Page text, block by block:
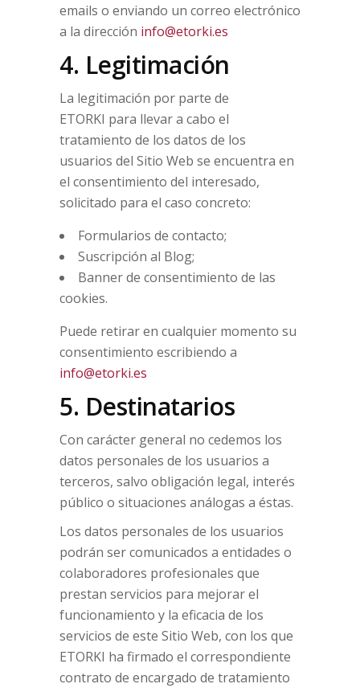
emails o enviando un correo electrónico
a la dirección info@etorki.es
4. Legitimación
La legitimación por parte de
ETORKI para llevar a cabo el
tratamiento de los datos de los
usuarios del Sitio Web se encuentra en
el consentimiento del interesado,
solicitado para el caso concreto:
Formularios de contacto;
Suscripción al Blog;
Banner de consentimiento de las
cookies.
Puede retirar en cualquier momento su
consentimiento escribiendo a
info@etorki.es
5. Destinatarios
Con carácter general no cedemos los
datos personales de los usuarios a
terceros, salvo obligación legal, interés
público o situaciones análogas a éstas.
Los datos personales de los usuarios
podrán ser comunicados a entidades o
colaboradores profesionales que
prestan servicios para mejorar el
funcionamiento y la eficacia de los
servicios de este Sitio Web, con los que
ETORKI ha firmado el correspondiente
contrato de encargado de tratamiento